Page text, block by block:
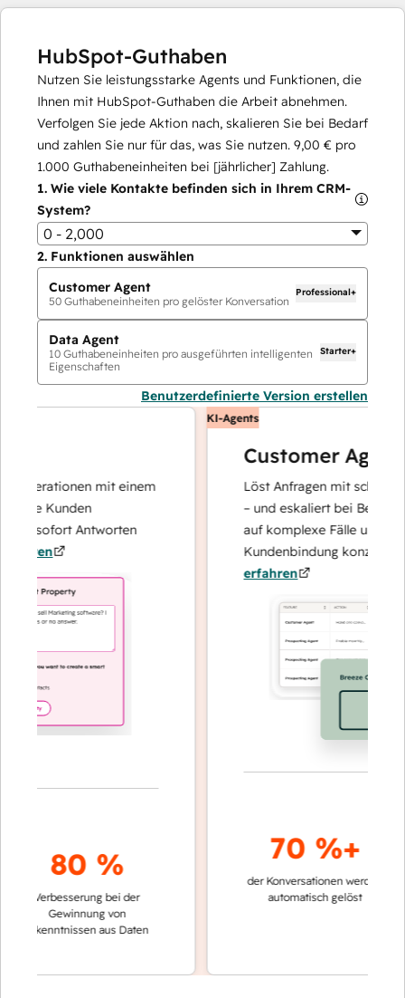
HubSpot-Guthaben
Nutzen Sie leistungsstarke Agents und Funktionen, die
Ihnen mit HubSpot-Guthaben die Arbeit abnehmen.
Verfolgen Sie jede Aktion nach, skalieren Sie bei Bedarf
und zahlen Sie nur für das, was Sie nutzen. 9,00 € pro
1.000 Guthabeneinheiten bei [jährlicher] Zahlung.
1. Wie viele Kontakte befinden sich in Ihrem CRM-
System?
0 - 2,000
2. Funktionen auswählen
Customer Agent
50 Guthabeneinheiten pro gelöster Konversation
Professional+
Data Agent
10 Guthabeneinheiten pro ausgeführten intelligenten
Eigenschaften
Starter+
Benutzerdefinierte Version erstellen
mit einem
Kunden
sofort Antworten
80 %
Verbesserung bei der
Gewinnung von
aus Daten
KI-Agents
Customer Agent
Löst Anfragen mit schnellen,
– und eskaliert bei Bedarf,
auf komplexe Fälle und den
Kundenbindung konzentrieren
erfahren
70 %+
der Konversationen werden
automatisch gelöst